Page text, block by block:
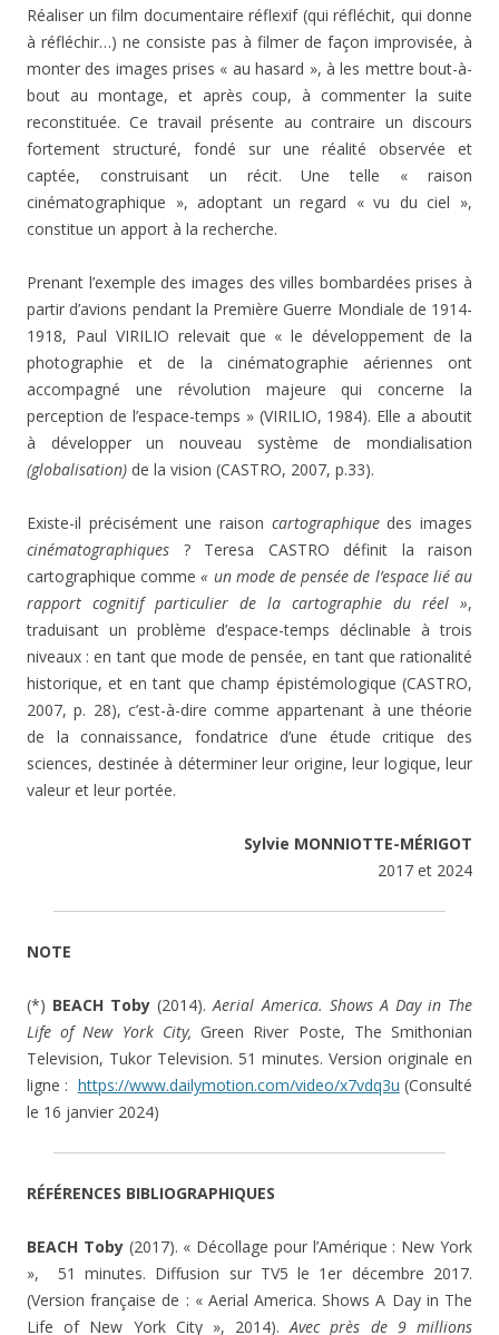
Réaliser un film documentaire réflexif (qui réfléchit, qui donne
à réfléchir…) ne consiste pas à filmer de façon improvisée, à
monter des images prises « au hasard », à les mettre bout-à-
bout au montage, et après coup, à commenter la suite
reconstituée. Ce travail présente au contraire un discours
fortement structuré, fondé sur une réalité observée et
captée, construisant un récit. Une telle « raison
cinématographique », adoptant un regard « vu du ciel »,
constitue un apport à la recherche.
Prenant l’exemple des images des villes bombardées prises à
partir d’avions pendant la Première Guerre Mondiale de 1914-
1918, Paul VIRILIO relevait que « le développement de la
photographie et de la cinématographie aériennes ont
accompagné une révolution majeure qui concerne la
perception de l’espace-temps » (VIRILIO, 1984). Elle a aboutit
à développer un nouveau système de mondialisation
(globalisation) de la vision (CASTRO, 2007, p.33).
Existe-il précisément une raison cartographiquedes images
cinématographiques ? Teresa CASTRO définit la raison
cartographique comme« un mode de pensée de l’espace lié au
rapport cognitif particulier de la cartographie du réel »,
traduisant un problème d’espace-temps déclinable à trois
niveaux : en tant que mode de pensée, en tant que rationalité
historique, et en tant que champ épistémologique (CASTRO,
2007, p. 28), c’est-à-dire comme appartenant à une théorie
de la connaissance, fondatrice d’une étude critique des
sciences, destinée à déterminer leur origine, leur logique, leur
valeur et leur portée.
Sylvie MONNIOTTE-MÉRIGOT
2017 et 2024
NOTE
(*) BEACH Toby (2014).Aerial America. Shows A Day in The
Life of New York City, Green River Poste, The Smithonian
Television, Tukor Television. 51 minutes. Version originale en
ligne : https://www.dailymotion.com/video/x7vdq3u (Consulté
le 16 janvier 2024)
RÉFÉRENCES BIBLIOGRAPHIQUES
BEACH Toby(2017). « Décollage pour l’Amérique : New York
», 51 minutes. Diffusion sur TV5 le 1er décembre 2017.
(Version française de : « Aerial America. Shows A Day in The
Life of New York City », 2014).Avec près de 9 millions